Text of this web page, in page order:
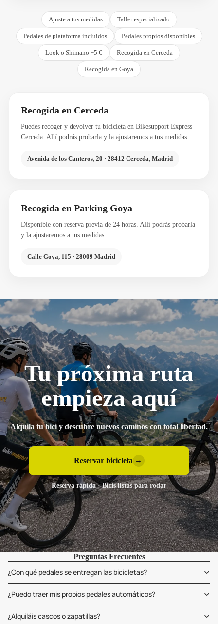
Ajuste a tus medidas Taller especializado
Pedales de plataforma incluidos Pedales propios disponibles
Look o Shimano +5 € Recogida en Cerceda
Recogida en Goya
Recogida en Cerceda
Puedes recoger y devolver tu bicicleta en Bikesupport Express
Cerceda. Allí podrás probarla y la ajustaremos a tus medidas.
Avenida de los Canteros, 20 · 28412 Cerceda, Madrid
Recogida en Parking Goya
Disponible con reserva previa de 24 horas. Allí podrás probarla
y la ajustaremos a tus medidas.
Calle Goya, 115 · 28009 Madrid
Tu próxima ruta
empieza aquí
Alquila tu bici y descubre nuevos caminos con total libertad.
Reservar bicicleta →
Reserva rápida · Bicis listas para rodar
Preguntas Frecuentes
¿Con qué pedales se entregan las bicicletas?
¿Puedo traer mis propios pedales automáticos?
¿Alquiláis cascos o zapatillas?